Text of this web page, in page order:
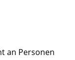
an Personen